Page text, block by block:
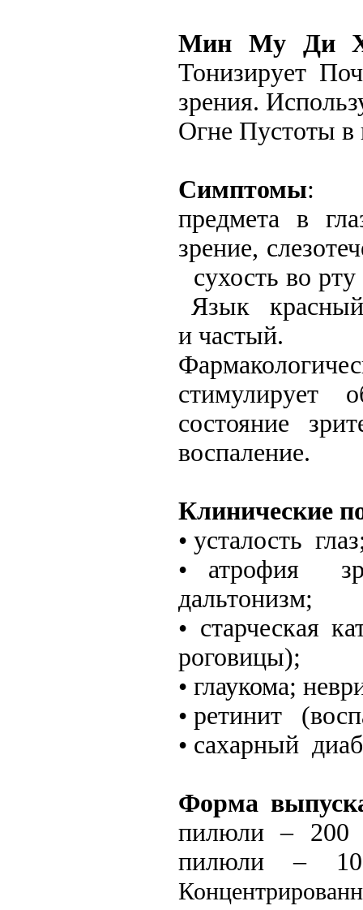
Мин Му Ди
Тонизирует
зрения.
Огне Пустоты в
Симптомы:
предмета в
зрение,
сухость во
Язык
и частый.
стимулирует
состояние
воспаление.
Клинические
• усталость
• атрофия
дальтонизм;
• старческая
роговицы);
• глаукома;
• ретинит
• сахарный
Форма
пилюли – 200
пилюли – 10